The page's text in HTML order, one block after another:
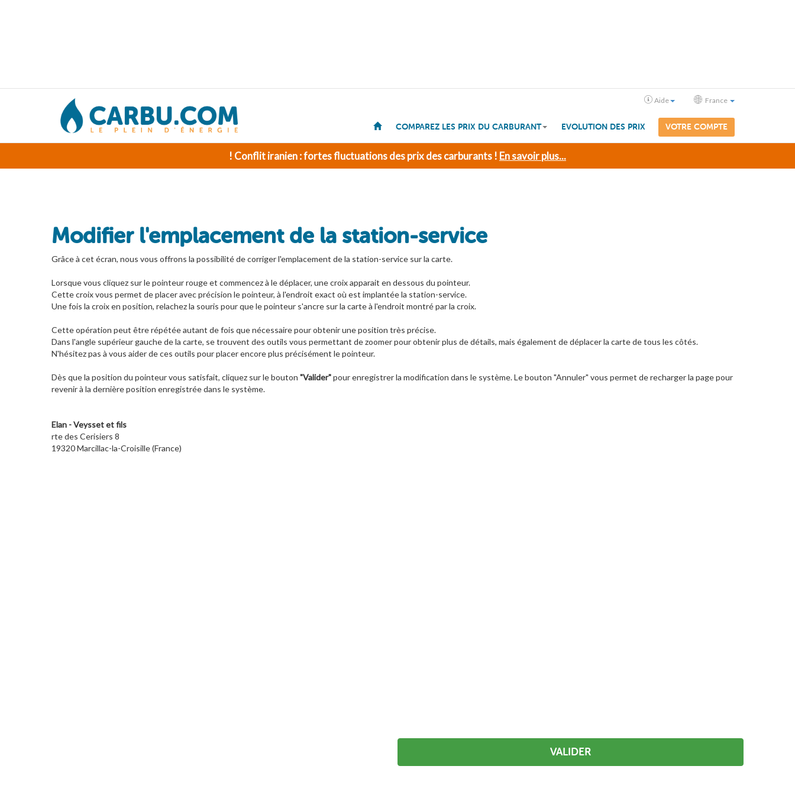
Aide France
COMPAREZ LES PRIX DU CARBURANT EVOLUTION DES PRIX VOTRE COMPTE
! Conflit iranien : fortes fluctuations des prix des carburants ! En savoir plus...
Modifier l'emplacement de la station-service
Grâce à cet écran, nous vous offrons la possibilité de corriger l'emplacement de la station-service sur la carte.
Lorsque vous cliquez sur le pointeur rouge et commencez à le déplacer, une croix apparait en dessous du pointeur.
Cette croix vous permet de placer avec précision le pointeur, à l'endroit exact où est implantée la station-service.
Une fois la croix en position, relachez la souris pour que le pointeur s'ancre sur la carte à l'endroit montré par la croix.
Cette opération peut être répétée autant de fois que nécessaire pour obtenir une position très précise.
Dans l'angle supérieur gauche de la carte, se trouvent des outils vous permettant de zoomer pour obtenir plus de détails, mais également de déplacer la carte de tous les côtés.
N'hésitez pas à vous aider de ces outils pour placer encore plus précisément le pointeur.
Dès que la position du pointeur vous satisfait, cliquez sur le bouton "Valider"pour enregistrer la modification dans le système. Le bouton "Annuler" vous permet de recharger la page pour
revenir à la dernière position enregistrée dans le système.
Elan - Veysset et fils
rte des Cerisiers 8
19320 Marcillac-la-Croisille (France)